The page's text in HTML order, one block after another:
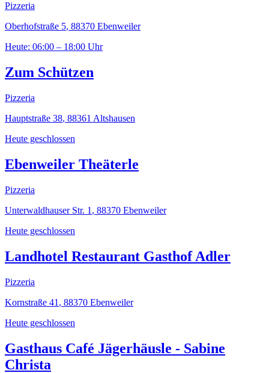
Pizzeria
Oberhofstraße 5, 88370 Ebenweiler
Heute: 06:00 – 18:00 Uhr
Zum Schützen
Pizzeria
Hauptstraße 38, 88361 Altshausen
Heute geschlossen
Ebenweiler Theäterle
Pizzeria
Unterwaldhauser Str. 1 , 88370 Ebenweiler
Heute geschlossen
Landhotel Restaurant Gasthof Adler
Pizzeria
Kornstraße 41 , 88370 Ebenweiler
Heute geschlossen
Gasthaus Café Jägerhäusle - Sabine
Christa